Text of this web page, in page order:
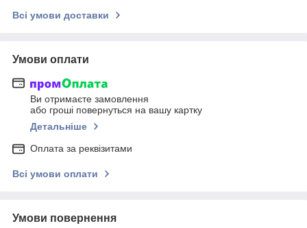
Всі умови доставки
Умови оплати
Ви отримаєте замовлення
або гроші повернуться на вашу картку
Детальніше
Оплата за реквізитами
Всі умови оплати
Умови повернення